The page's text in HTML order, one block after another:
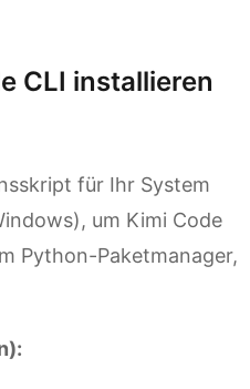
CLI installieren
für Ihr System
um Kimi Code
Python-Paketmanager,